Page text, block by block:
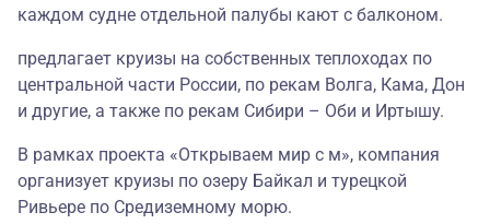
каждом судне отдельной палубы кают с балконом.
предлагает круизы на собственных теплоходах по
центральной части России, по рекам Волга, Кама, Дон
и другие, а также по рекам Сибири – Оби и Иртышу.
В рамках проекта «Открываем мир с м», компания
организует круизы по озеру Байкал и турецкой
Ривьере по Средиземному морю.